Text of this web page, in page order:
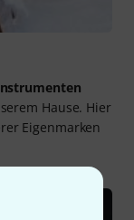
Hause. Hier
Eigenmarken